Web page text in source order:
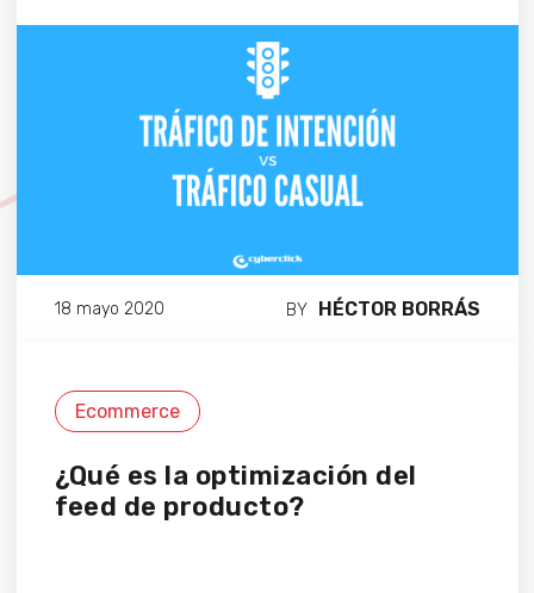
18 mayo 2020 BY HÉCTOR BORRÁS
Ecommerce
¿Qué es la optimización del
feed de producto?